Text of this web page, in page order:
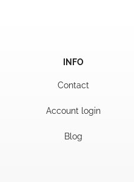
INFO
Contact
Account login
Blog